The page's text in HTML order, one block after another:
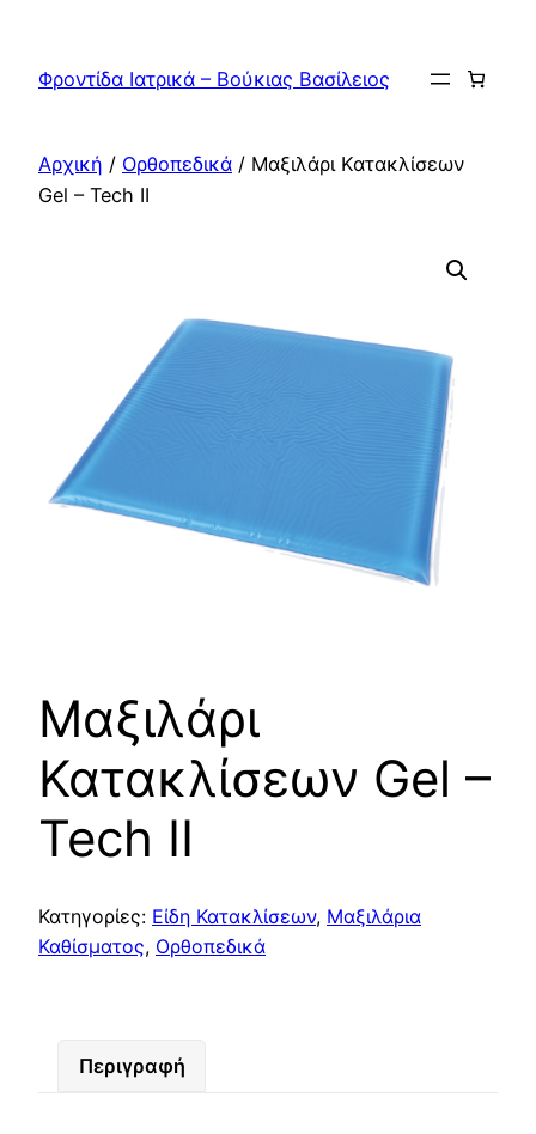
περιεχόμενο
Φροντίδα Ιατρικά – Βούκιας Βασίλειος
Αρχική / Ορθοπεδικά / Μαξιλάρι Κατακλίσεων
Gel – Tech II
Μαξιλάρι
Κατακλίσεων Gel –
Tech II
Κατηγορίες: Είδη Κατακλίσεων, Μαξιλάρια
Καθίσματος, Ορθοπεδικά
Περιγραφή